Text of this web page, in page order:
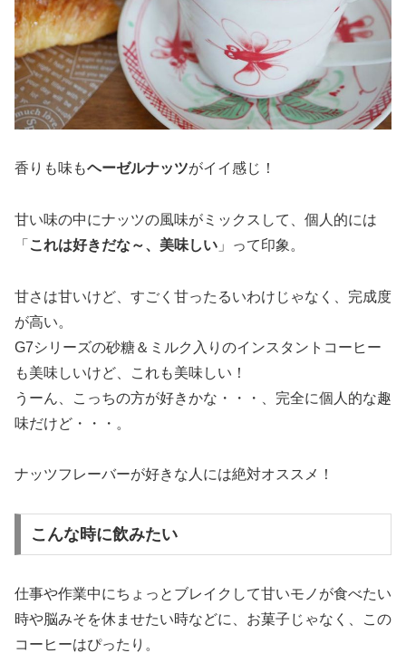
香りも味もヘーゼルナッツがイイ感じ！
甘い味の中にナッツの風味がミックスして、個人的には
「 これは好きだな～、美味しい 」って印象。
甘さは甘いけど、すごく甘ったるいわけじゃなく、完成度
が高い。
G7シリーズの砂糖＆ミルク入りのインスタントコーヒー
も美味しいけど、これも美味しい！
うーん、こっちの方が好きかな・・・、完全に個人的な趣
味だけど・・・。
ナッツフレーバーが好きな人には絶対オススメ！
こんな時に飲みたい
仕事や作業中にちょっとブレイクして甘いモノが食べたい
時や脳みそを休ませたい時などに、お菓子じゃなく、この
コーヒーはぴったり。